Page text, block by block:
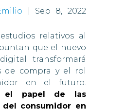
| Sep 8, 2022
relativos al
que el nuevo
transformará
de compra y el rol
en el futuro.
el papel de las
del consumidor en